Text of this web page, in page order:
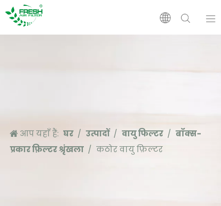
आवेदन
आप यहाँ हैं: घर / उत्पादों / वायु फिल्टर / बॉक्स-
प्रकार फ़िल्टर श्रृंखला / कठोर वायु फ़िल्टर